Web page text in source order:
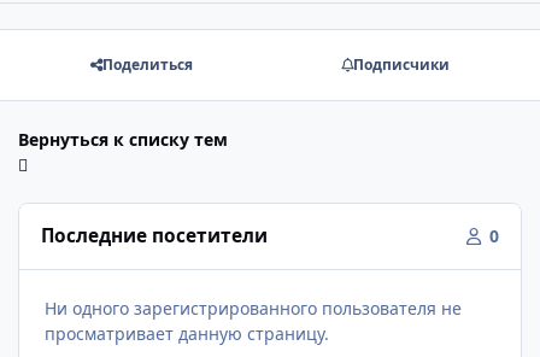
Поделиться Подписчики
Вернуться к списку тем
Последние посетители 0
Ни одного зарегистрированного пользователя не
просматривает данную страницу.